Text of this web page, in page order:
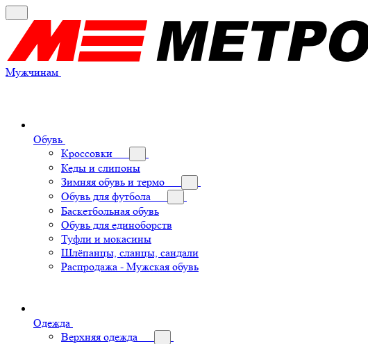
Мужчинам
Обувь
Кроссовки
Кеды и слипоны
Зимняя обувь и термо
Обувь для футбола
Баскетбольная обувь
Обувь для единоборств
Туфли и мокасины
Шлёпанцы, сланцы, сандали
Распродажа - Мужская обувь
Одежда
Верхняя одежда